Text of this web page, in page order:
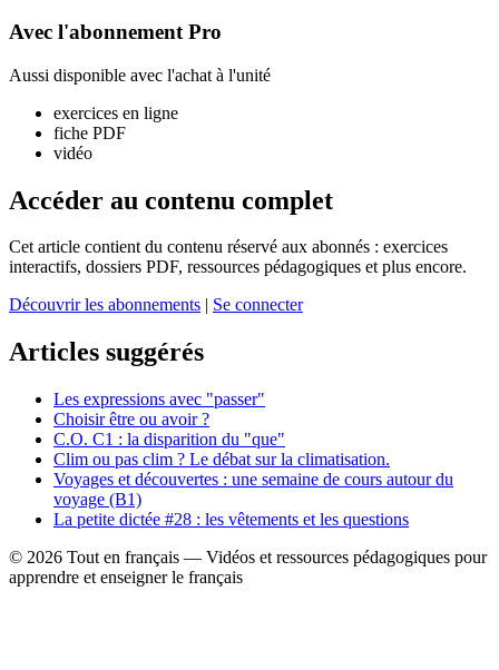
Avec l'abonnement Pro
Aussi disponible avec l'achat à l'unité
exercices en ligne
fiche PDF
vidéo
Accéder au contenu complet
Cet article contient du contenu réservé aux abonnés : exercices
interactifs, dossiers PDF, ressources pédagogiques et plus encore.
Découvrir les abonnements
Se connecter
Articles suggérés
Les expressions avec "passer"
Choisir être ou avoir ?
C.O. C1 : la disparition du "que"
Clim ou pas clim ? Le débat sur la climatisation.
Voyages et découvertes : une semaine de cours autour du
voyage (B1)
La petite dictée #28 : les vêtements et les questions
© 2026 Tout en français — Vidéos et ressources pédagogiques pour
apprendre et enseigner le français